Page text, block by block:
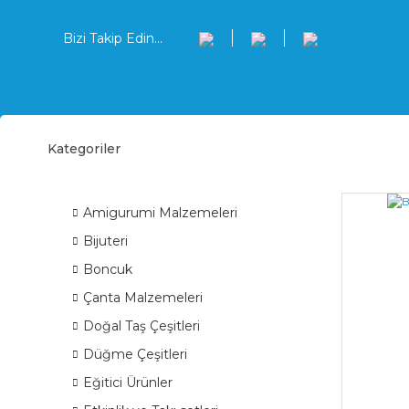
Bizi Takip Edin...
Kategoriler
ÜRÜN GRUPLARI
Amigurumi Malzemeleri
Bijuteri
Boncuk
Çanta Malzemeleri
Doğal Taş Çeşitleri
Düğme Çeşitleri
Eğitici Ürünler